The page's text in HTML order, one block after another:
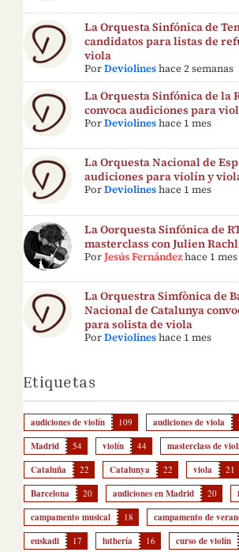
La Orquesta Sinfónica de
candidatos para listas de
viola
PorDeviolines hace 2 semanas
La Orquesta Sinfónica de la
convoca audiciones para
PorDeviolines hace 1 mes
La Orquesta Nacional de
audiciones para violín y
PorDeviolines hace 1 mes
La Oorquesta Sinfónica de
masterclass con Julien
PorJesús Fernández hace 1 mes
La Orquestra Simfònica de
Nacional de Catalunya
para solista de viola
PorDeviolines hace 1 mes
Etiquetas
audiciones de violín 109 audiciones de viola
Madrid 54 violín 44 masterclass de
Cataluña 22 Catalunya 22 viola 21
Barcelona 20 audiciones en Madrid 20
campamento musical 18 campamento de
euskadi 17 luthería 16 curso de violín